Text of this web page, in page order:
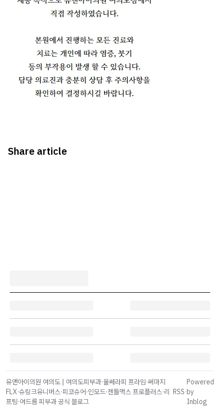
Share article
유앤아이의원 여의도 | 여의도피부과·울쎄라피 프라임·써마지
FLX·슈링크유니버스·피코슈어·인모드·젠틀맥스 프로플러스·리
프팅·여드름 피부과 공식 블로그
RSS·
Powered
by
Inblog